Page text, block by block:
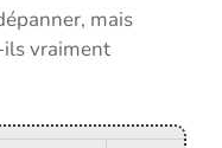
mais
vraiment